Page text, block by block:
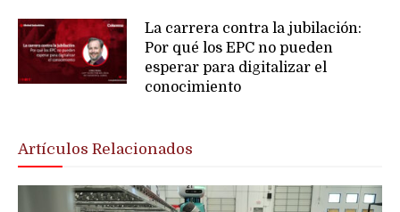
La carrera contra la jubilación:
Por qué los EPC no pueden
esperar para digitalizar el
conocimiento
Artículos Relacionados